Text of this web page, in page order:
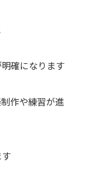
明確になります
作や練習が進